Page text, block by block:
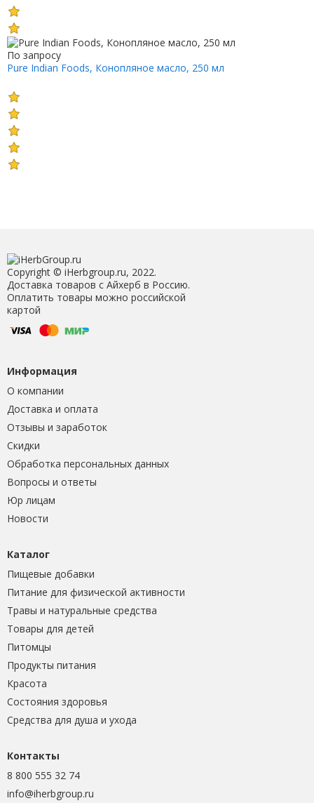
По запросу
Pure Indian Foods, Конопляное масло, 250 мл
Copyright © iHerbgroup.ru, 2022.
Доставка товаров с Айхерб в Россию.
Оплатить товары можно российской
картой
Информация
О компании
Доставка и оплата
Отзывы и заработок
Скидки
Обработка персональных данных
Вопросы и ответы
Юр лицам
Новости
Каталог
Пищевые добавки
Питание для физической активности
Травы и натуральные средства
Товары для детей
Питомцы
Продукты питания
Красота
Состояния здоровья
Средства для душа и ухода
Контакты
8 800 555 32 74
info@iherbgroup.ru